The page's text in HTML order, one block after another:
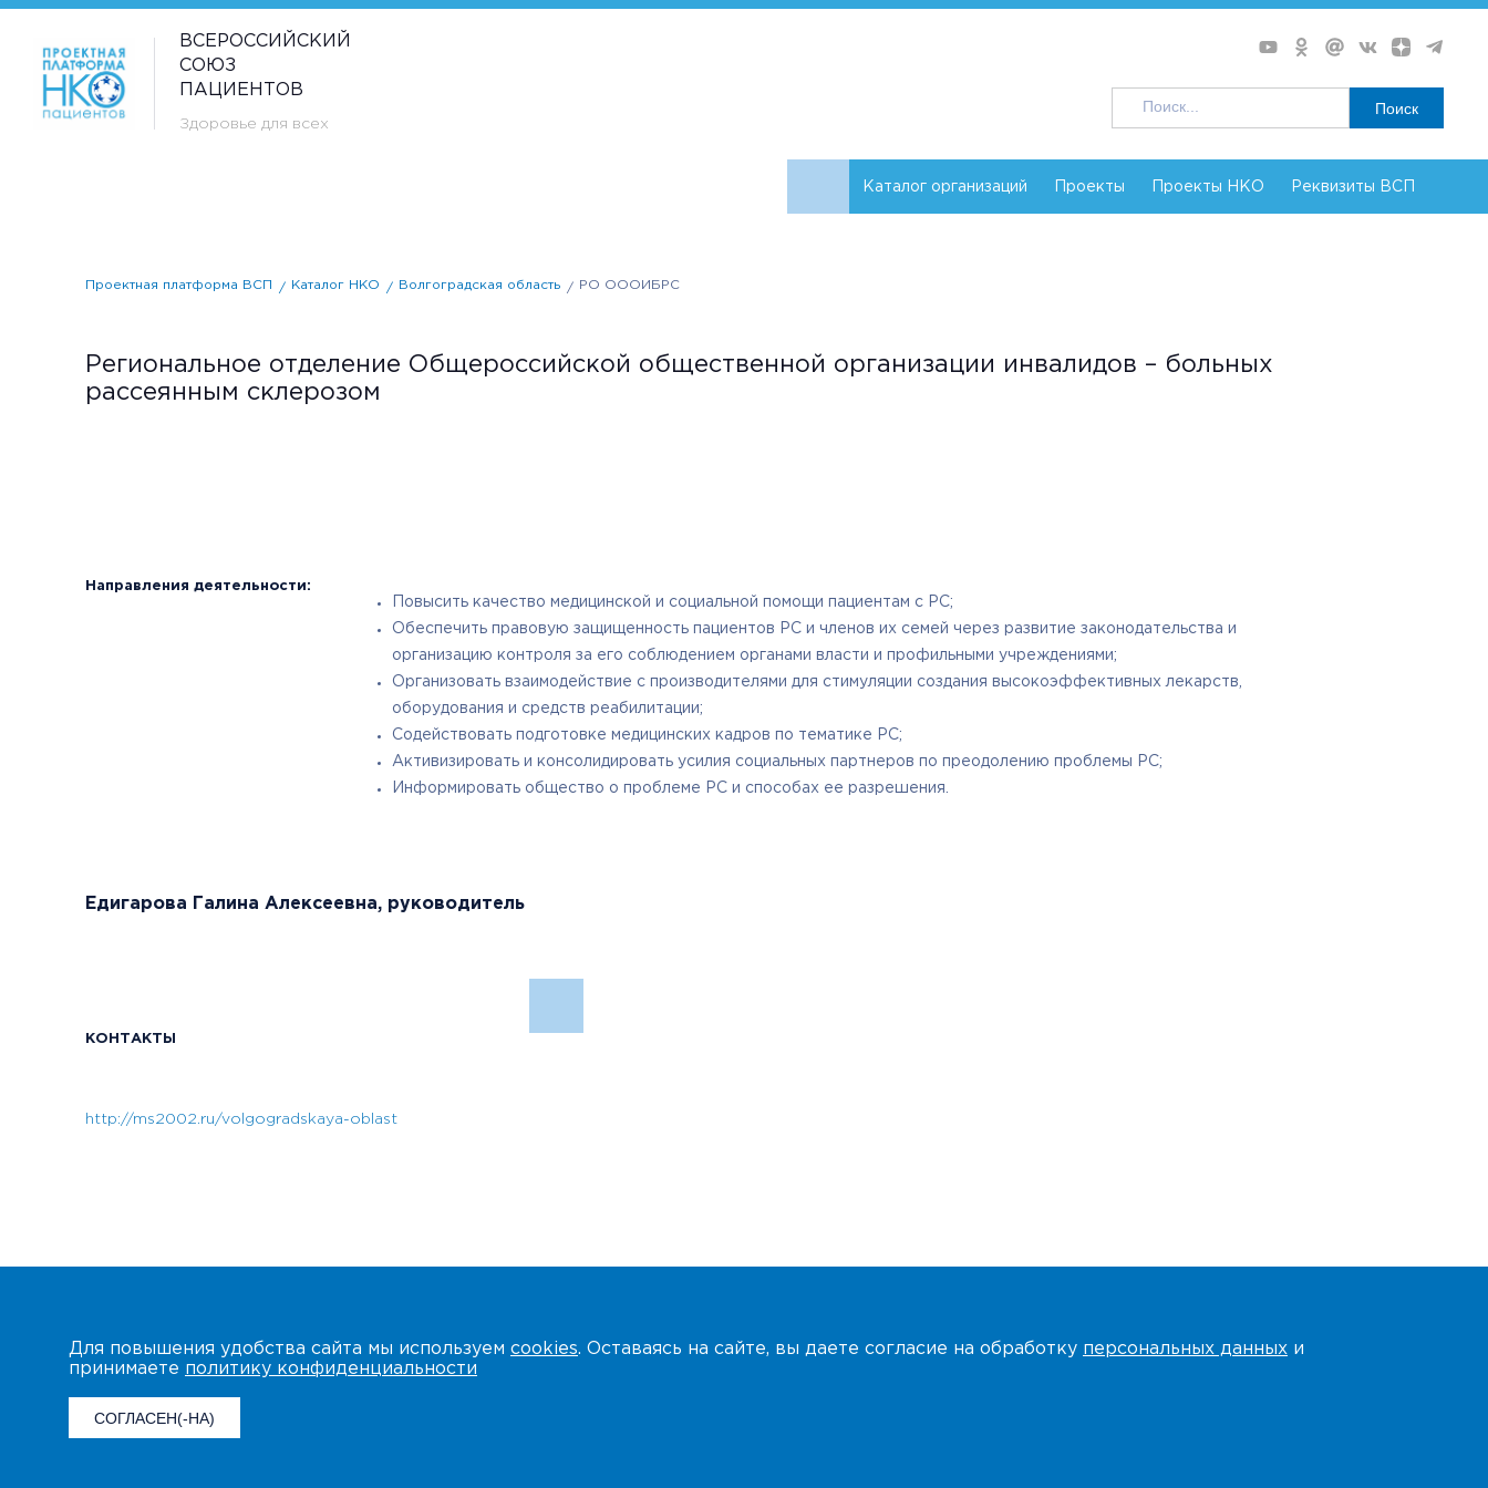
ВСЕРОССИЙСКИЙ
СОЮЗ
ПАЦИЕНТОВ
Здоровье для всех
Поиск
Каталог организаций Проекты Проекты НКО Реквизиты ВСП
Проектная платформа ВСП Каталог НКО Волгоградская область РО ОООИБРС
Региональное отделение Общероссийской общественной организации инвалидов – больных
рассеянным склерозом
Направления деятельности:
Повысить качество медицинской и социальной помощи пациентам с РС;
Обеспечить правовую защищенность пациентов РС и членов их семей через развитие законодательства и
организацию контроля за его соблюдением органами власти и профильными учреждениями;
Организовать взаимодействие с производителями для стимуляции создания высокоэффективных лекарств,
оборудования и средств реабилитации;
Содействовать подготовке медицинских кадров по тематике РС;
Активизировать и консолидировать усилия социальных партнеров по преодолению проблемы РС;
Информировать общество о проблеме РС и способах ее разрешения.
Едигарова Галина Алексеевна, руководитель
КОНТАКТЫ
http://ms2002.ru/volgogradskaya-oblast
Для повышения удобства сайта мы используем cookies. Оставаясь на сайте, вы даете согласие на обработку персональных данных и
принимаете политику конфиденциальности
СОГЛАСЕН(-НА)